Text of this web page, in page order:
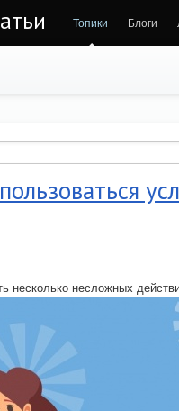
Топики Блоги
несколько несложных